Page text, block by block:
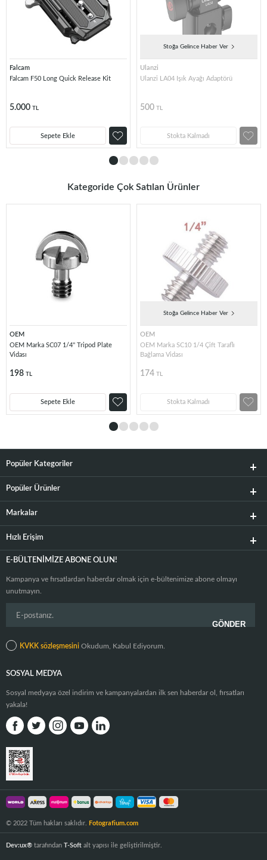
Falcam
Falcam F50 Long Quick Release Kit
5.000 TL
Sepete Ekle
Stoğa Gelince Haber Ver
Ulanzi
Ulanzi LA04 Işık Ayağı Adaptörü
500 TL
Stokta Kalmadı
Kategoride Çok Satılan Ürünler
OEM
OEM Marka SC07 1/4'' Tripod Plate
Vidası
198 TL
Sepete Ekle
Stoğa Gelince Haber Ver
OEM
OEM Marka SC10 1/4 Çift Taraflı
Bağlama Vidası
174 TL
Stokta Kalmadı
Popüler Kategoriler
Popüler Ürünler
Markalar
Hızlı Erişim
E-BÜLTENIMIZE ABONE OLUN!
Kampanya ve fırsatlardan haberdar olmak için e-bültenimize abone olmayı
unutmayın.
KVKK sözleşmesini Okudum, Kabul Ediyorum.
SOSYAL MEDYA
Sosyal medyaya özel indirim ve kampanyalardan ilk sen haberdar ol, fırsatları
yakala!
© 2022 Tüm hakları saklıdır. Fotografium.com
Dev:ux® tarafından T-Soft alt yapısı ile geliştirilmiştir.